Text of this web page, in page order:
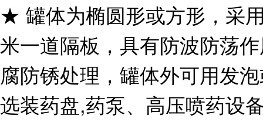
★ 罐体为椭圆形或方形，采
米一道隔板，具有防波防荡
腐防锈处理，罐体外可用发
选装药盘,药泵、高压喷药设